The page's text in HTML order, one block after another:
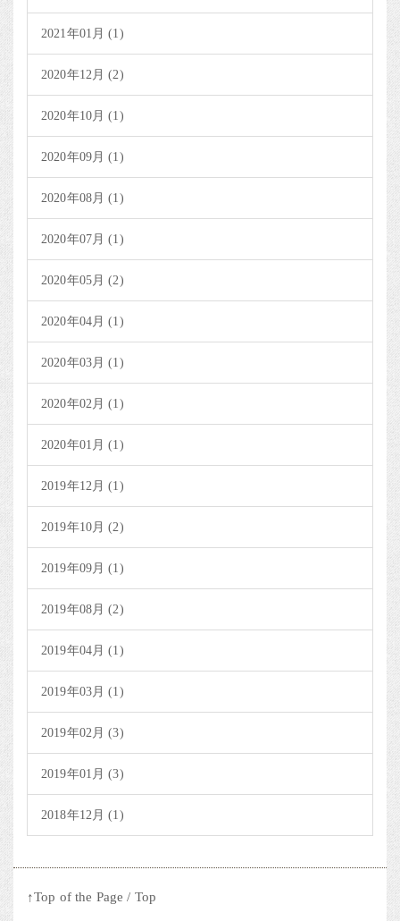
2021年01月 (1)
2020年12月 (2)
2020年10月 (1)
2020年09月 (1)
2020年08月 (1)
2020年07月 (1)
2020年05月 (2)
2020年04月 (1)
2020年03月 (1)
2020年02月 (1)
2020年01月 (1)
2019年12月 (1)
2019年10月 (2)
2019年09月 (1)
2019年08月 (2)
2019年04月 (1)
2019年03月 (1)
2019年02月 (3)
2019年01月 (3)
2018年12月 (1)
↑Top of the Page/ Top